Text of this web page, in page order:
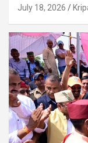
July 18, 2026